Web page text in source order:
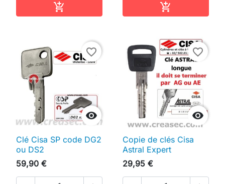
 

favorite_border
Clé Cisa SP code DG2
ou DS2
59,90 €

favorite_border
Copie de clés Cisa
Astral Expert
29,95 €